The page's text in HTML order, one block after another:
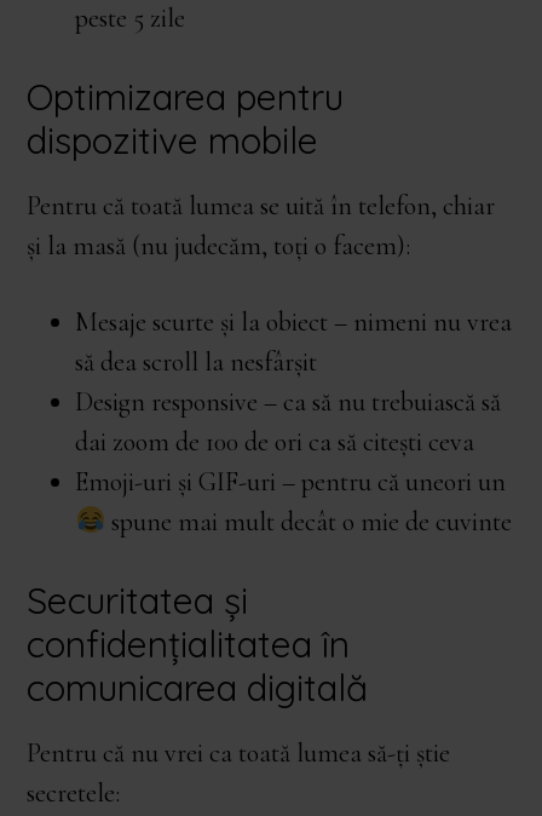
peste 5 zile
Optimizarea pentru
dispozitive mobile
Pentru că toată lumea se uită în telefon, chiar
și la masă (nu judecăm, toți o facem):
Mesaje scurte și la obiect – nimeni nu vrea
să dea scroll la nesfârșit
Design responsive – ca să nu trebuiască să
dai zoom de 100 de ori ca să citești ceva
Emoji-uri și GIF-uri – pentru că uneori un
spune mai mult decât o mie de cuvinte
Securitatea și
confidențialitatea în
comunicarea digitală
Pentru că nu vrei ca toată lumea să-ți știe
secretele: